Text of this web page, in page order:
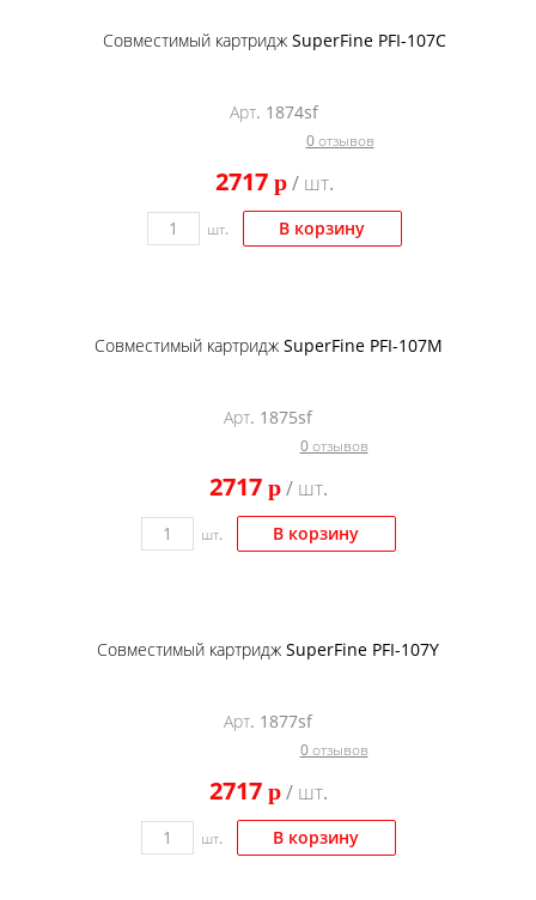
Совместимый картридж SuperFine PFI-107C
Арт. 1874sf
0 отзывов
2717 p/ шт.
шт. В корзину
Совместимый картридж SuperFine PFI-107M
Арт. 1875sf
0 отзывов
2717 p/ шт.
шт. В корзину
Совместимый картридж SuperFine PFI-107Y
Арт. 1877sf
0 отзывов
2717 p/ шт.
шт. В корзину